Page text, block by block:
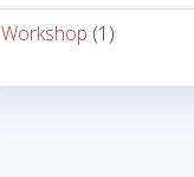
Workshop (1)